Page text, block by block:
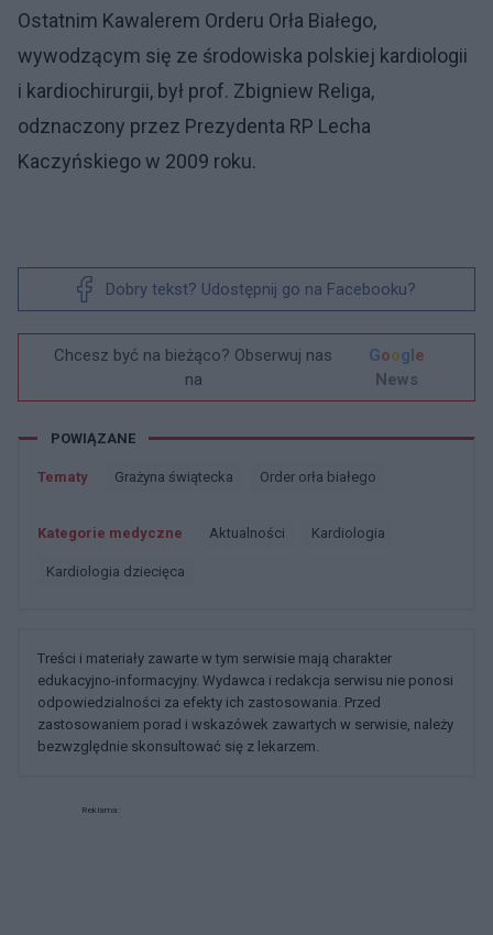
Ostatnim Kawalerem Orderu Orła Białego,
wywodzącym się ze środowiska polskiej kardiologii
i kardiochirurgii, był prof. Zbigniew Religa,
odznaczony przez Prezydenta RP Lecha
Kaczyńskiego w 2009 roku.
Dobry tekst? Udostępnij go na Facebooku?
Chcesz być na bieżąco? Obserwuj nas
na
Google
News
POWIĄZANE
Tematy Grażyna świątecka Order orła białego
Kategorie medyczne Aktualności Kardiologia
Kardiologia dziecięca
Treści i materiały zawarte w tym serwisie mają charakter
edukacyjno-informacyjny. Wydawca i redakcja serwisu nie ponosi
odpowiedzialności za efekty ich zastosowania. Przed
zastosowaniem porad i wskazówek zawartych w serwisie, należy
bezwzględnie skonsultować się z lekarzem.
Reklama: